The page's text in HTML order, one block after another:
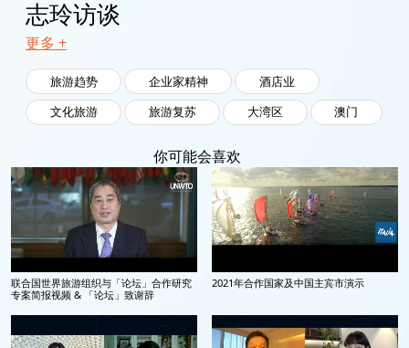
志玲访谈
更多 +
旅游趋势 企业家精神
酒店业
文化旅游
旅游复苏 大湾区 澳门
你可能会喜欢
联合国世界旅游组织与「论坛」合作研究
专案简报视频 & 「论坛」致谢辞
2021年合作国家及中国主宾市演示